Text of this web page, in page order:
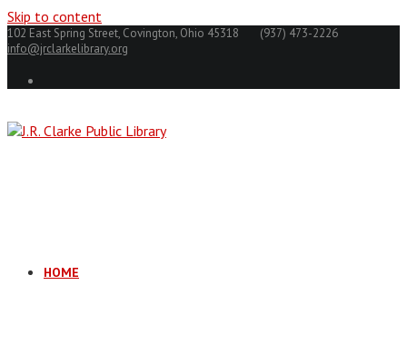
Skip to content
102 East Spring Street, Covington, Ohio 45318
(937) 473-2226
info@jrclarkelibrary.org
HOME